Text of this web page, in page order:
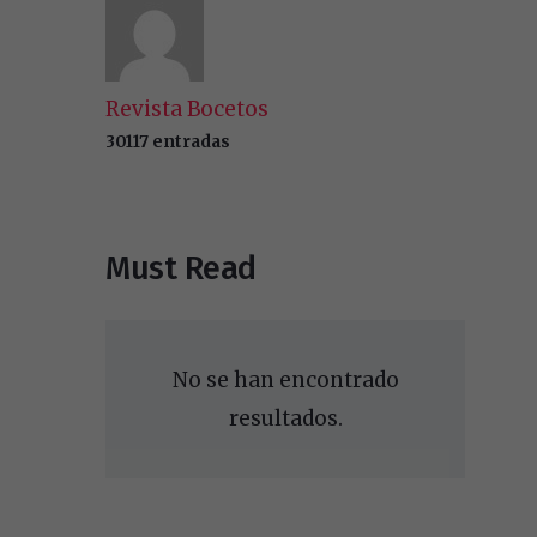
Revista Bocetos
30117 entradas
Must Read
No se han encontrado
resultados.